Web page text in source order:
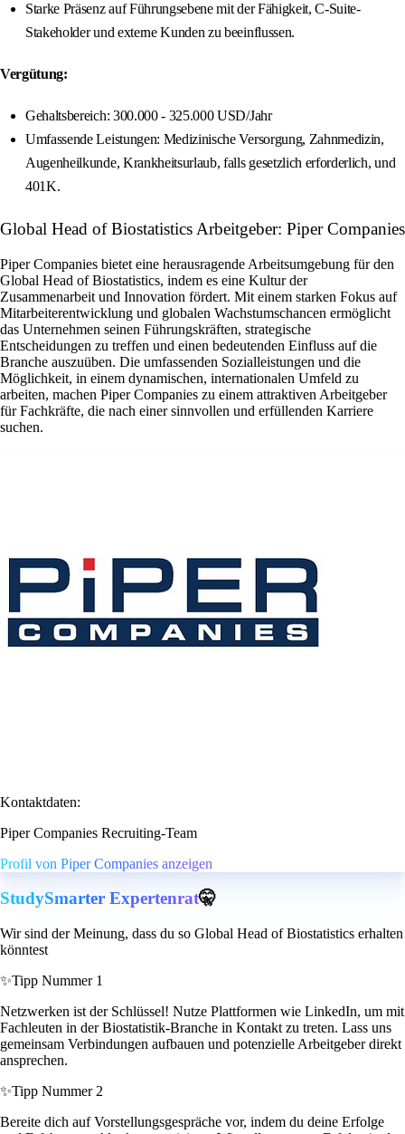
Starke Präsenz auf Führungsebene mit der Fähigkeit, C-Suite-
Stakeholder und externe Kunden zu beeinflussen.
Vergütung:
Gehaltsbereich: 300.000 - 325.000 USD/Jahr
Umfassende Leistungen: Medizinische Versorgung, Zahnmedizin,
Augenheilkunde, Krankheitsurlaub, falls gesetzlich erforderlich, und
401K.
Global Head of Biostatistics Arbeitgeber: Piper Companies
Piper Companies bietet eine herausragende Arbeitsumgebung für den
Global Head of Biostatistics, indem es eine Kultur der
Zusammenarbeit und Innovation fördert. Mit einem starken Fokus auf
Mitarbeiterentwicklung und globalen Wachstumschancen ermöglicht
das Unternehmen seinen Führungskräften, strategische
Entscheidungen zu treffen und einen bedeutenden Einfluss auf die
Branche auszuüben. Die umfassenden Sozialleistungen und die
Möglichkeit, in einem dynamischen, internationalen Umfeld zu
arbeiten, machen Piper Companies zu einem attraktiven Arbeitgeber
für Fachkräfte, die nach einer sinnvollen und erfüllenden Karriere
suchen.
Kontaktdaten:
Piper Companies Recruiting-Team
Profil von Piper Companies anzeigen
StudySmarter Expertenrat🤫
Wir sind der Meinung, dass du so Global Head of Biostatistics erhalten
könntest
✨Tipp Nummer 1
Netzwerken ist der Schlüssel! Nutze Plattformen wie LinkedIn, um mit
Fachleuten in der Biostatistik-Branche in Kontakt zu treten. Lass uns
gemeinsam Verbindungen aufbauen und potenzielle Arbeitgeber direkt
ansprechen.
✨Tipp Nummer 2
Bereite dich auf Vorstellungsgespräche vor, indem du deine Erfolge